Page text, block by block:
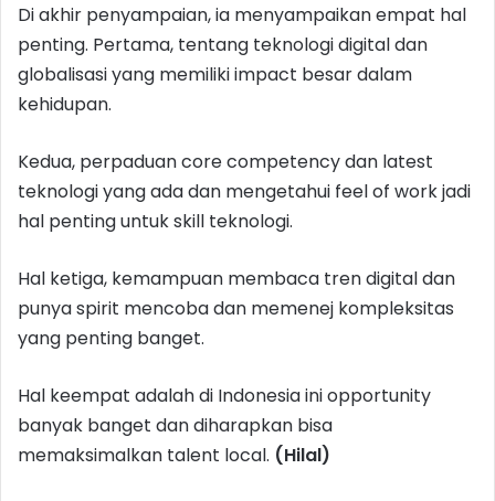
Di akhir penyampaian, ia menyampaikan empat hal
penting. Pertama, tentang teknologi digital dan
globalisasi yang memiliki impact besar dalam
kehidupan.
Kedua, perpaduan core competency dan latest
teknologi yang ada dan mengetahui feel of work jadi
hal penting untuk skill teknologi.
Hal ketiga, kemampuan membaca tren digital dan
punya spirit mencoba dan memenej kompleksitas
yang penting banget.
Hal keempat adalah di Indonesia ini opportunity
banyak banget dan diharapkan bisa
memaksimalkan talent local. (Hilal)